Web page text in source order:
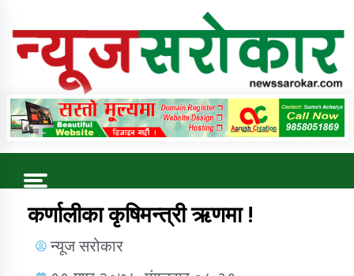
Online News Portal
Trending Now
कर्णालीका कृषिमन्त्री ऋणमा !
न्यूज सरोकार